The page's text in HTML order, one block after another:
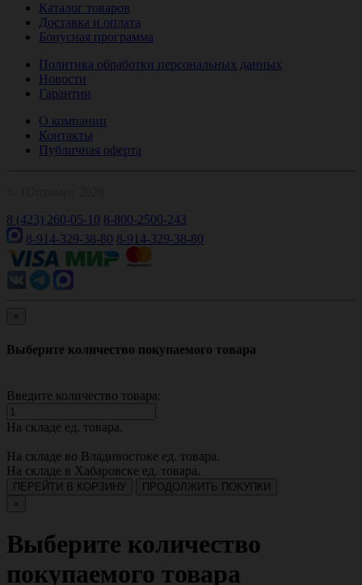
Каталог товаров
Доставка и оплата
Бонусная программа
Политика обработки персональных данных
Новости
Гарантии
О компании
Контакты
Публичная оферта
8 (423) 260-05-10 8-800-2500-243
8-914-329-38-80 8-914-329-38-80
×
Выберите количество покупаемого товара
Введите количество товара:
На складе ед. товара.
На складе во Владивостоке ед. товара.
На складе в Хабаровске ед. товара.
ПЕРЕЙТИ В КОРЗИНУ
ПРОДОЛЖИТЬ ПОКУПКИ
×
Выберите количество
покупаемого товара